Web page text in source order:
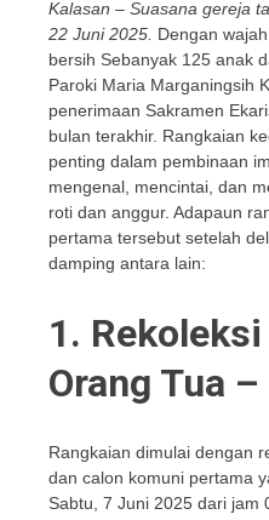
Kalasan – Suasana gereja
22 Juni 2025. Dengan
bersih Sebanyak 125 anak
Paroki Maria Marganingsih
penerimaan Sakramen
bulan terakhir. Rangkaian
penting dalam pembinaan
mengenal, mencintai, dan
roti dan anggur. Adapaun
pertama tersebut setelah
damping antara lain:
1.
Orang Tua
Rangkaian dimulai dengan
dan calon komuni pertama
Sabtu, 7 Juni 2025 dari